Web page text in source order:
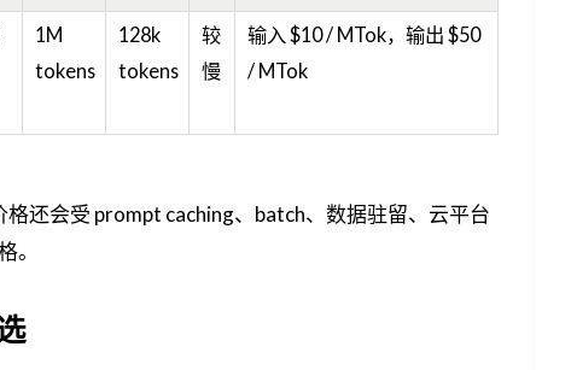
1M
tokens
128k
tokens
较
慢
输入 $10 / MTok，输出 $50
/ MTok
还会受 prompt caching、batch、数据驻留、云平台
。